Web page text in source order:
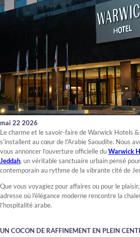
mai 22 2026
Le charme et le savoir-faire de Warwick Hotels &
s’installent au cœur de l'Arabie Saoudite. Nous
vous annoncer l’ouverture officielle duWarwick
Jeddah, un véritable sanctuaire urbain pensé
contemporain au rythme de la vibrante cité de
Que vous voyagiez pour affaires ou pour le
adresse où l'élégance moderne rencontre la
l’hospitalité arabe.
UN COCON DE RAFFINEMENT EN PLEIN